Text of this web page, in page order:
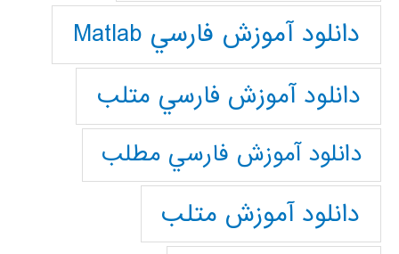
دانلود آموزش فارسي Matlab
دانلود آموزش فارسي متلب
دانلود آموزش فارسي مطلب
دانلود آموزش متلب